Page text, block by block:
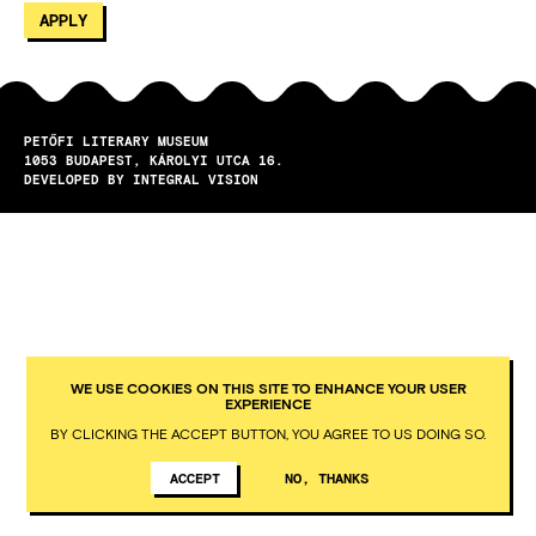
PETŐFI LITERARY MUSEUM
1053
BUDAPEST
KÁROLYI UTCA 16.
DEVELOPED BY INTEGRAL VISION
WE USE COOKIES ON THIS SITE TO ENHANCE YOUR USER
EXPERIENCE
BY CLICKING THE ACCEPT BUTTON, YOU AGREE TO US DOING SO.
ACCEPT NO, THANKS